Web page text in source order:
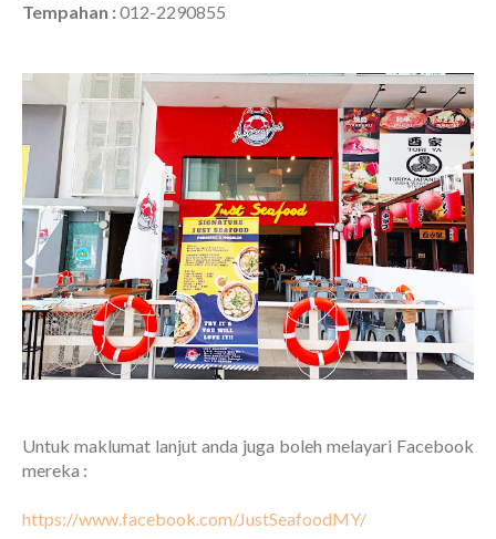
Tempahan :012-2290855
Untuk maklumat lanjut anda juga boleh melayari Facebook
mereka :
https://www.facebook.com/JustSeafoodMY/